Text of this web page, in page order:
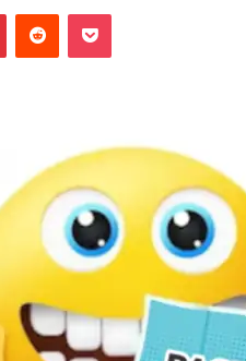
PinterestReddit Pocket